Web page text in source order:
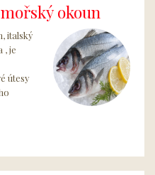
okoun
italský
, je
útesy